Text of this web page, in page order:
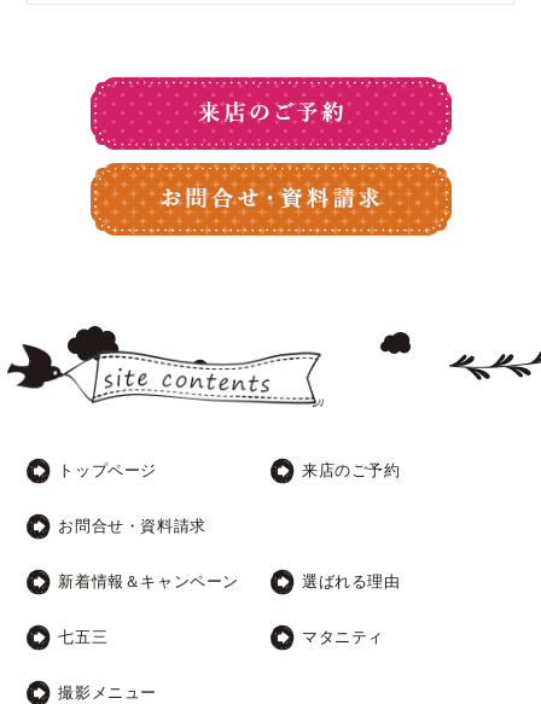
トップページ 来店のご予約
お問合せ・資料請求
新着情報＆キャンペーン 選ばれる理由
七五三 マタニティ
撮影メニュー